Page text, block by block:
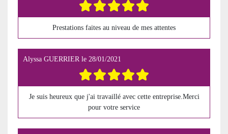
Prestations faites au niveau de mes attentes
Alyssa GUERRIERle 28/01/2021
Je suis heureux que j'ai travaillé avec cette entreprise.Merci
pour votre service